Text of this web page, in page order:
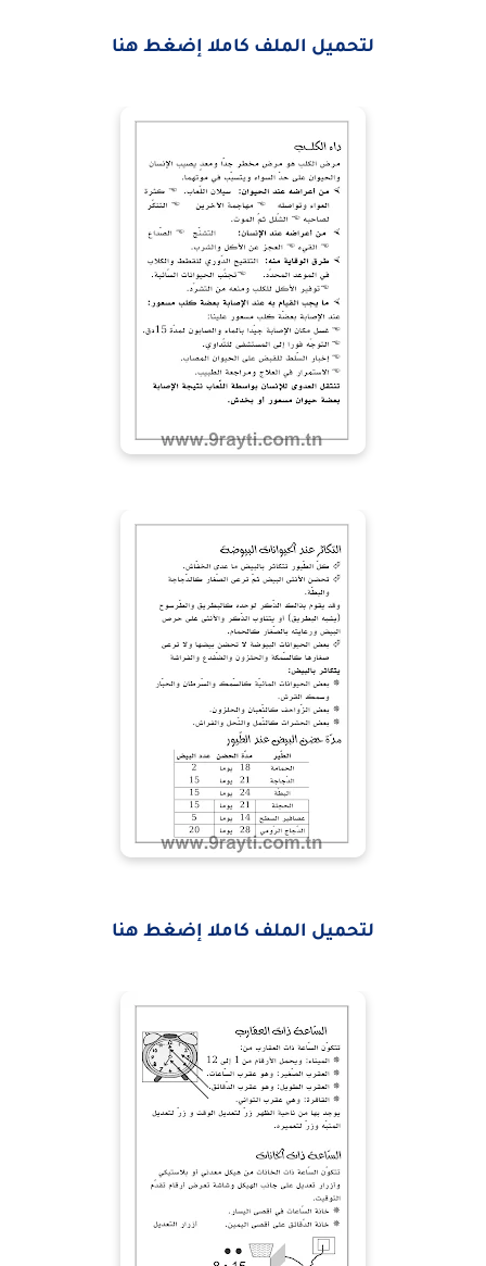
لتحميل الملف كاملا إضغط هنا
لتحميل الملف كاملا إضغط هنا